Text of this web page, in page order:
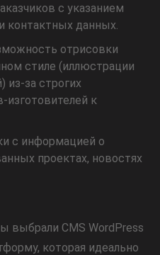
с указанием
контактных данных.
отрисовки
стиле (иллюстрации
из-за строгих
изготовителей к
с информацией о
проектах, новостях
выбрали CMS WordPress
которая идеально